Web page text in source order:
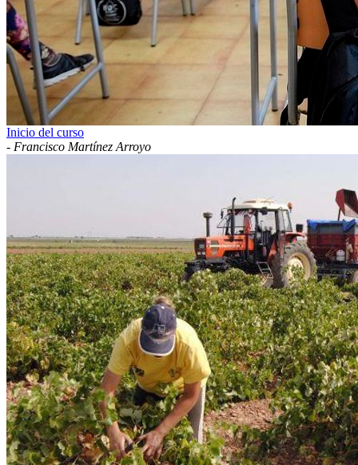
Inicio del curso
- Francisco Martínez Arroyo